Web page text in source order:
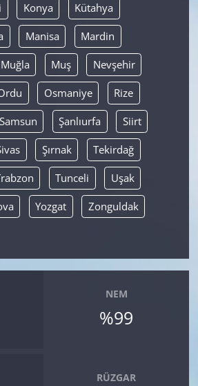
Konya Kütahya
Manisa Mardin
Muğla Muş Nevşehir
Osmaniye Rize
Samsun Şanlıurfa Siirt
Şırnak Tekirdağ
Tunceli Uşak
Yozgat Zonguldak
NEM
%99
RÜZGAR